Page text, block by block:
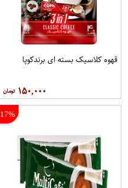
قهوه کلاسيک بسته ای برندکوپا
۱۵۰,۰۰۰
17%